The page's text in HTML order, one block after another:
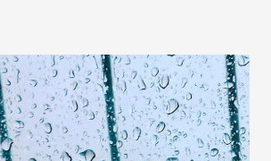
atenção à Comunidade Católica
e enorme prestação de serviço que
através dos mais diversos meios as
da dignidade humana realizada pela